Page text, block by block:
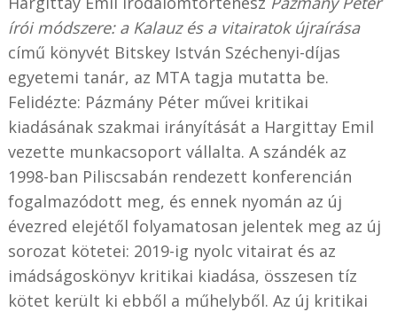
írói módszere: a Kalauz és a vitairatok újraírása
című könyvét Bitskey István Széchenyi-díjas
egyetemi tanár, az MTA tagja mutatta be.
Felidézte: Pázmány Péter művei kritikai
kiadásának szakmai irányítását a Hargittay Emil
vezette munkacsoport vállalta. A szándék az
1998-ban Piliscsabán rendezett konferencián
fogalmazódott meg, és ennek nyomán az új
évezred elejétől folyamatosan jelentek meg az új
sorozat kötetei: 2019-ig nyolc vitairat és az
imádságoskönyv kritikai kiadása, összesen tíz
kötet került ki ebből a műhelyből. Az új kritikai